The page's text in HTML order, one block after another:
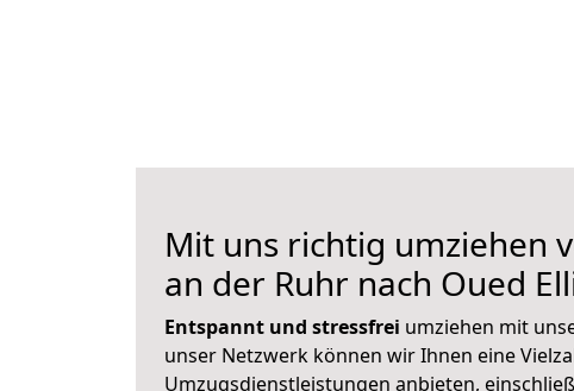
Mit uns richtig umziehen
an der Ruhr nach Oued
Entspannt und stressfrei umziehen mit
unser Netzwerk können wir Ihnen eine
Umzugsdienstleistungen anbieten,